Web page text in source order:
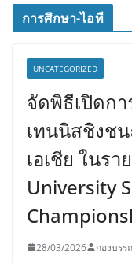
การศึกษา-ไอที
UNCATEGORIZED
จัดพิธีเปิดก
เทนนิสชิงช
เอเชีย ในร
University
28/03/2026 กองบร